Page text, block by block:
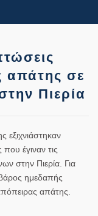
απάτης σε
Πιερία
εξιχνιάστηκαν
έγιναν τις
στην Πιερία. Για
ημεδαπής
απάτης.